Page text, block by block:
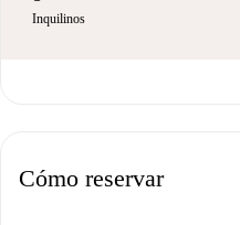
Inquilinos
Cómo reservar